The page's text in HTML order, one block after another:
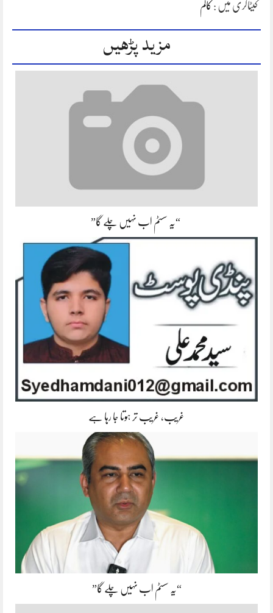
کیٹاگری میں : کالم
مزید پڑھیں
“یہ سسٹم اب نہیں چلے گا”
غریب، غریب تر ہوتا جا رہا ہے
“یہ سسٹم اب نہیں چلے گا”